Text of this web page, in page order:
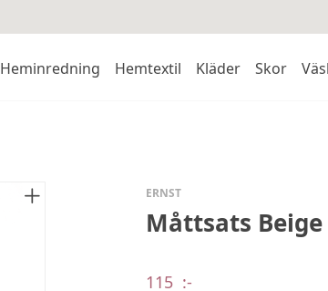
Heminredning Hemtextil Kläder Skor
ERNST
Måttsats Beige
115 :-